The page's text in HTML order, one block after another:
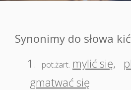
Synonimy do słowa
1.
pot.żart. mylić się,
gmatwać się